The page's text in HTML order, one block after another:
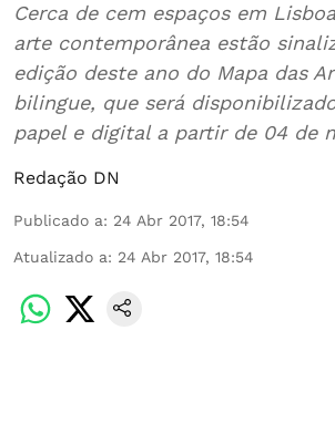
Cerca de cem espaços em
arte contemporânea estão
edição deste ano do Mapa das
bilingue, que será
papel e digital a partir de 04 de
Redação DN
Publicado a: 24 Abr 2017, 18:54
Atualizado a: 24 Abr 2017, 18:54